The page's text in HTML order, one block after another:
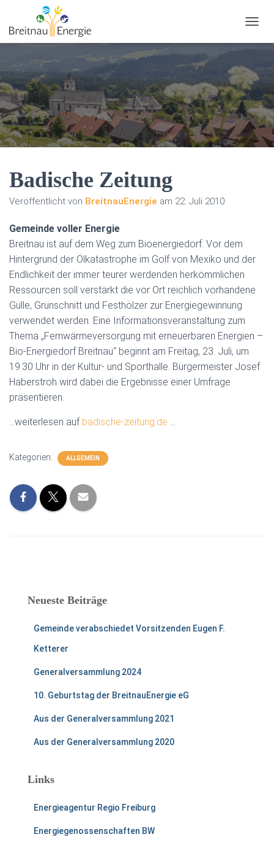
A
G
T
I
O
N
U
Badische Zeitung
Veröffentlicht von BreitnauEnergie am 22. Juli 2010
Gemeinde voller Energie
Breitnau ist auf dem Weg zum Bioenergiedorf. Vor dem
Hintergrund der Ölkatastrophe im Golf von Mexiko und der
Endlichkeit der immer teurer werdenden herkömmlichen
Ressourcen soll verstärkt die vor Ort reichlich vorhandene
Gülle, Grünschnitt und Festhölzer zur Energiegewinnung
verwendet werden. Eine Informationsveranstaltung zum
Thema „Fernwärmeversorgung mit erneuerbaren Energien –
Bio-Energiedorf Breitnau“ beginnt am Freitag, 23. Juli, um
19.30 Uhr in der Kultur- und Sporthalle. Bürgermeister Josef
Haberstroh wird dabei die Ergebnisse einer Umfrage
präsentieren.
…weiterlesen auf badische-zeitung.de …
Kategorien: ALLGEMEIN
Neueste Beiträge
Gemeinde verabschiedet Vorsitzenden Eugen F.
Ketterer
Generalversammlung 2024
10. Geburtstag der BreitnauEnergie eG
Aus der Generalversammlung 2021
Aus der Generalversammlung 2020
Links
Energieagentur Regio Freiburg
Energiegenossenschaften BW